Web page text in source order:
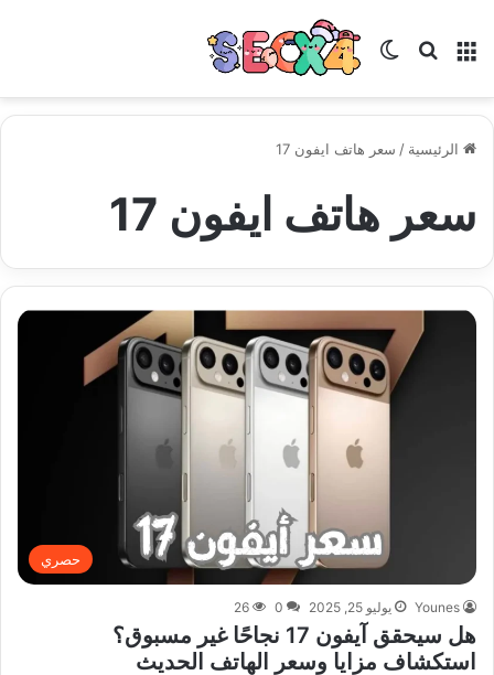
القائمة بحث عنالوضع المظلم
الرئيسية / سعر هاتف ايفون 17
سعر هاتف ايفون 17
حصري
Younes يوليو 25, 2025 0
26
هل سيحقق آيفون 17 نجاحًا غير مسبوق؟
استكشاف مزايا وسعر الهاتف الحديث